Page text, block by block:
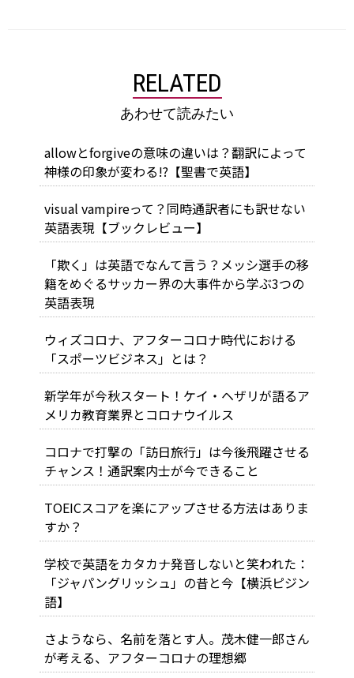
RELATED
あわせて読みたい
allowとforgiveの意味の違いは？翻訳によって
神様の印象が変わる!?【聖書で英語】
visual vampireって？同時通訳者にも訳せない
英語表現【ブックレビュー】
「欺く」は英語でなんて言う？メッシ選手の移
籍をめぐるサッカー界の大事件から学ぶ3つの
英語表現
ウィズコロナ、アフターコロナ時代における
「スポーツビジネス」とは？
新学年が今秋スタート！ケイ・ヘザリが語るア
メリカ教育業界とコロナウイルス
コロナで打撃の「訪日旅行」は今後飛躍させる
チャンス！通訳案内士が今できること
TOEICスコアを楽にアップさせる方法はありま
すか？
学校で英語をカタカナ発音しないと笑われた：
「ジャパングリッシュ」の昔と今【横浜ピジン
語】
さようなら、名前を落とす人。茂木健一郎さん
が考える、アフターコロナの理想郷